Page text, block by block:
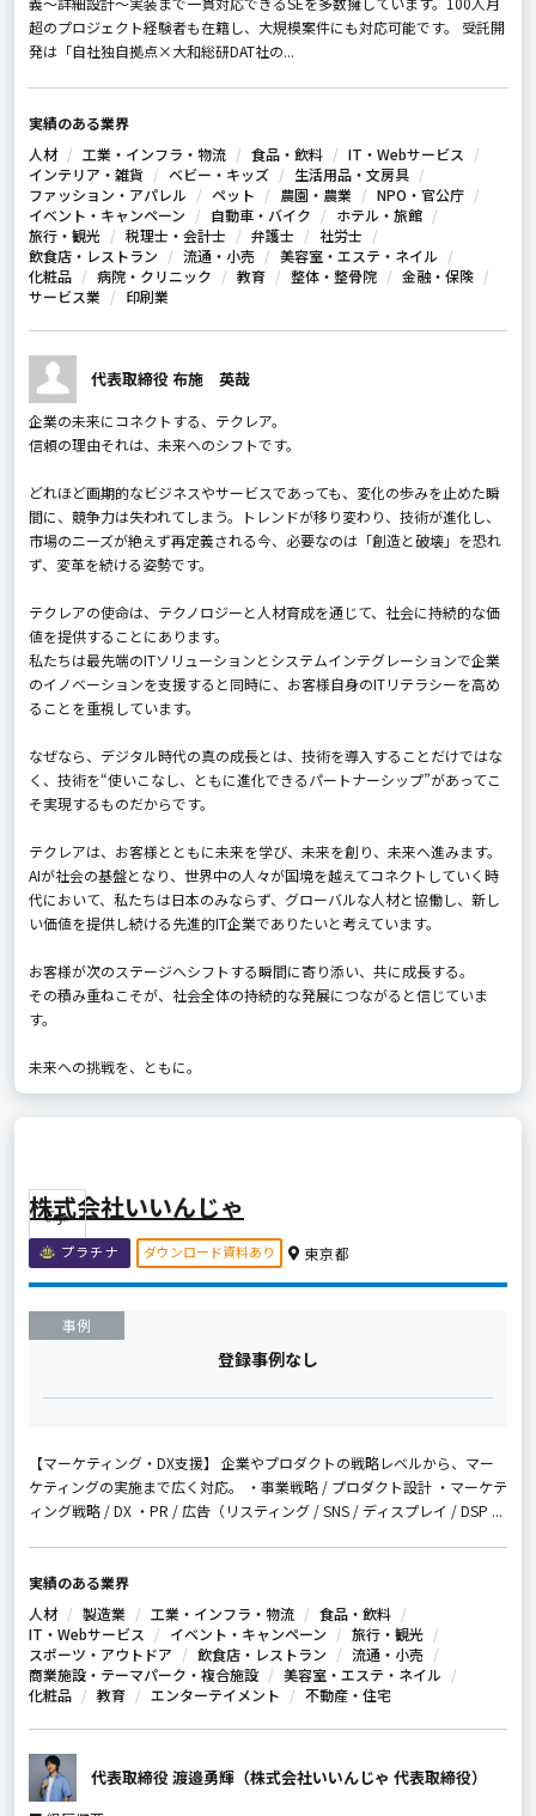
超のプロジェクト経験者も在籍し、大規模案件にも対応可能です。 受託開
発は「自社独自拠点×大和総研DAT社の...
実績のある業界
人材
工業・インフラ・物流 食品・飲料
IT・Webサービス
インテリア・雑貨
ベビー・キッズ
生活用品・文房具
ファッション・アパレル
ペット 農園・農業
NPO・官公庁
イベント・キャンペーン
自動車・バイク
ホテル・旅館
旅行・観光
税理士・会計士 弁護士
社労士
飲食店・レストラン
流通・小売
美容室・エステ・ネイル
化粧品
病院・クリニック 教育 整体・整骨院
金融・保険
サービス業
印刷業
代表取締役 布施 英哉
企業の未来にコネクトする、テクレア。
信頼の理由――それは、未来へのシフトです。
どれほど画期的なビジネスやサービスであっても、変化の歩みを止めた瞬
間に、競争力は失われてしまう。トレンドが移り変わり、技術が進化し、
市場のニーズが絶えず再定義される今、必要なのは「創造と破壊」を恐れ
ず、変革を続ける姿勢です。
テクレアの使命は、テクノロジーと人材育成を通じて、社会に持続的な価
値を提供することにあります。
私たちは最先端のITソリューションとシステムインテグレーションで企業
のイノベーションを支援すると同時に、お客様自身のITリテラシーを高め
ることを重視しています。
なぜなら、デジタル時代の真の成長とは、技術を導入することだけではな
く、技術を“使いこなし、ともに進化できるパートナーシップ”があってこ
そ実現するものだからです。
テクレアは、お客様とともに未来を学び、未来を創り、未来へ進みます。
AIが社会の基盤となり、世界中の人々が国境を越えてコネクトしていく時
代において、私たちは日本のみならず、グローバルな人材と協働し、新し
い価値を提供し続ける先進的IT企業でありたいと考えています。
お客様が次のステージへシフトする瞬間に寄り添い、共に成長する。
その積み重ねこそが、社会全体の持続的な発展につながると信じていま
す。
未来への挑戦を、ともに。
株式会社いいんじゃ
プラチナ ダウンロード資料あり 東京都
事例
登録事例なし
【マーケティング・DX支援】 企業やプロダクトの戦略レベルから、マー
ケティングの実施まで広く対応。 ・事業戦略 / プロダクト設計 ・マーケテ
ィング戦略 / DX ・PR / 広告（リスティング / SNS / ディスプレイ / DSP ...
実績のある業界
人材
製造業 工業・インフラ・物流
食品・飲料
IT・Webサービス
イベント・キャンペーン
旅行・観光
スポーツ・アウトドア
飲食店・レストラン
流通・小売
商業施設・テーマパーク・複合施設
美容室・エステ・ネイル
化粧品
教育 エンターテイメント 不動産・住宅
代表取締役 渡邉勇輝（株式会社いいんじゃ 代表取締役）